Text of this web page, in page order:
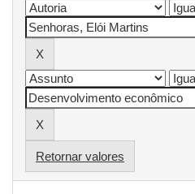
Retornar valores